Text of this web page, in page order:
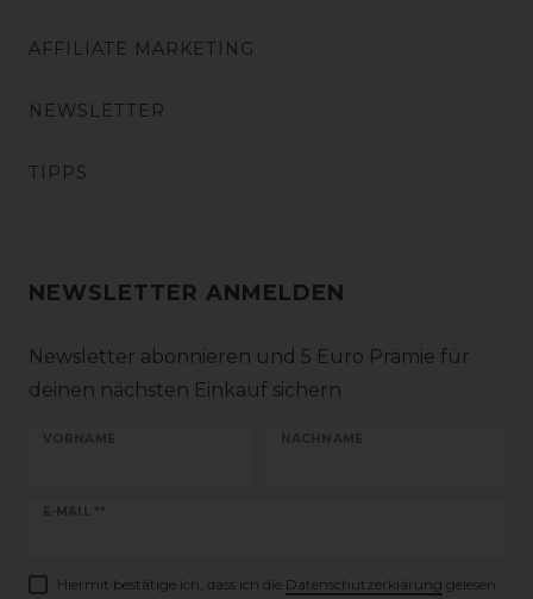
AFFILIATE MARKETING
NEWSLETTER
TIPPS
NEWSLETTER ANMELDEN
Newsletter abonnieren und 5 Euro Prämie für
deinen nächsten Einkauf sichern
VORNAME NACHNAME
E-MAIL **
Newsletter
Hiermit bestätige ich, dass ich die Daten­schutz­erklärung gelesen